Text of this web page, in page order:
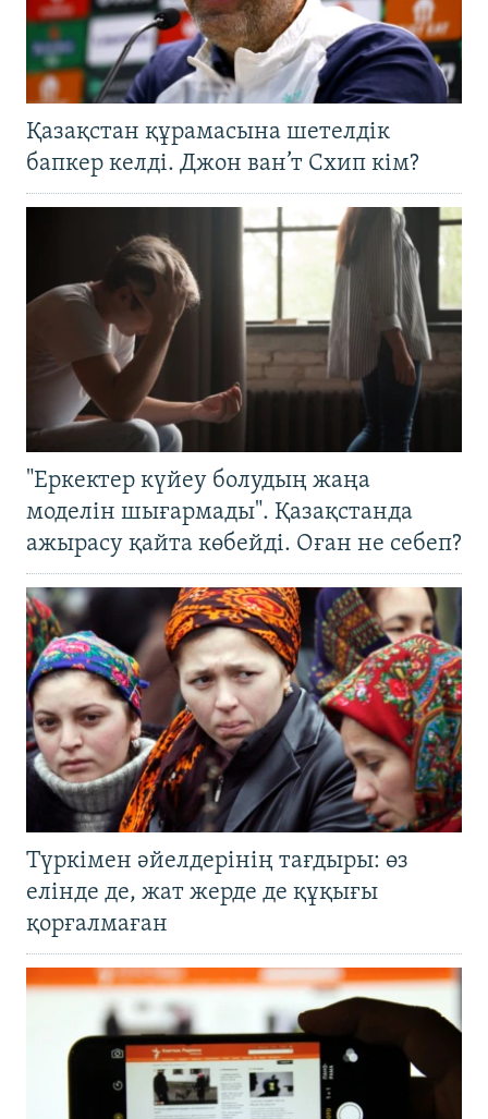
Қазақстан құрамасына шетелдік
бапкер келді. Джон ван’т Схип кім?
"Еркектер күйеу болудың жаңа
моделін шығармады". Қазақстанда
ажырасу қайта көбейді. Оған не себеп?
Түркімен әйелдерінің тағдыры: өз
елінде де, жат жерде де құқығы
қорғалмаған